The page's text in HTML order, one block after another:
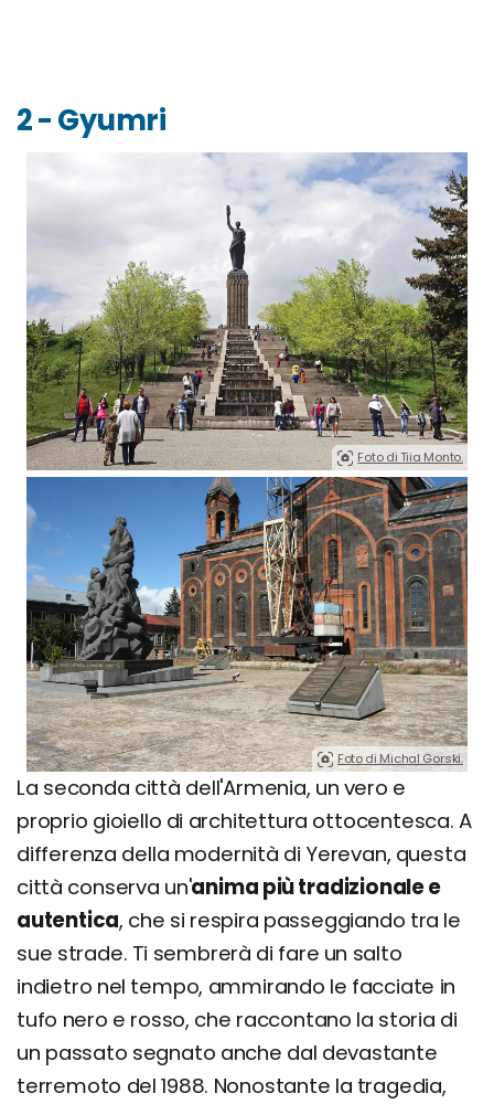
2 - Gyumri
Foto di Tiia Monto.
Foto di Michal Gorski.
La seconda città dell'Armenia, un vero e
proprio gioiello di architettura ottocentesca. A
differenza della modernità di Yerevan, questa
città conserva un'anima più tradizionale e
autentica, che si respira passeggiando tra le
sue strade. Ti sembrerà di fare un salto
indietro nel tempo, ammirando le facciate in
tufo nero e rosso, che raccontano la storia di
un passato segnato anche dal devastante
terremoto del 1988. Nonostante la tragedia,